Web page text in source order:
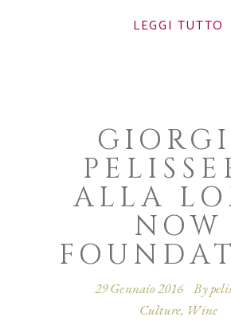
LEGGI TUTTO
ALLA
NOW
29 Gennaio 2016 By
Culture, Wine